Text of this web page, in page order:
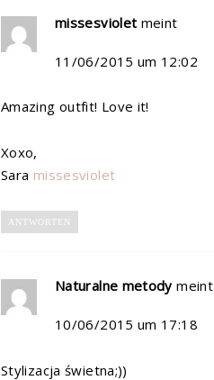
missesviolet meint
11/06/2015 um 12:02
Amazing outfit! Love it!
Xoxo,
Sara missesviolet
ANTWORTEN
Naturalne metody meint
10/06/2015 um 17:18
Stylizacja świetna;))